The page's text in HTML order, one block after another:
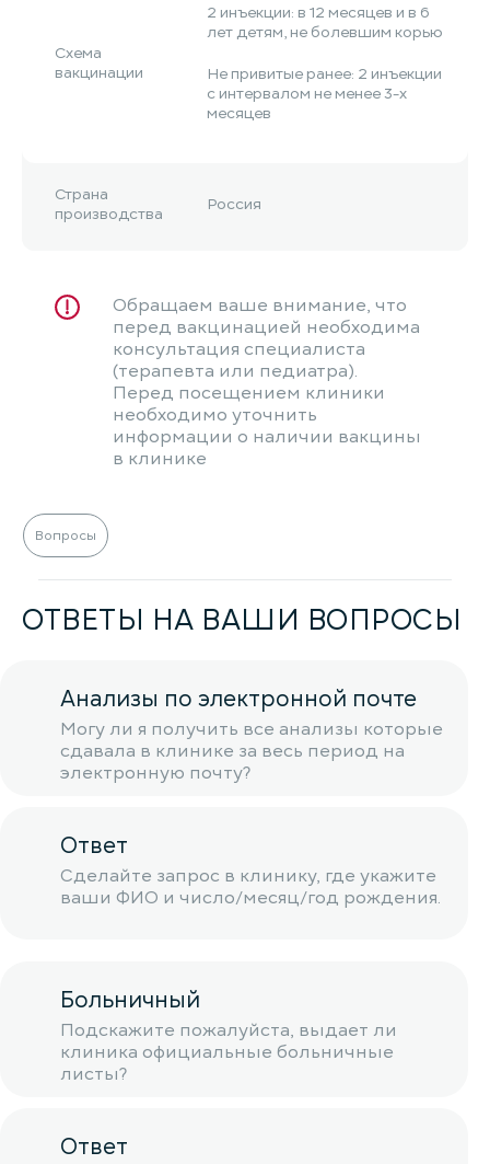
Схема
вакцинации
2 инъекции: в 12 месяцев и в 6
лет детям, не болевшим корью
Не привитые ранее: 2 инъекции
с интервалом не менее 3-х
месяцев
Страна
производства
Россия
Обращаем ваше внимание, что
перед вакцинацией необходима
консультация специалиста
(терапевта или педиатра).
Перед посещением клиники
необходимо уточнить
информации о наличии вакцины
в клинике
Вопросы
ОТВЕТЫ НА ВАШИ ВОПРОСЫ
Анализы по электронной почте
Могу ли я получить все анализы которые
сдавала в клинике за весь период на
электронную почту?
Ответ
Сделайте запрос в клинику, где укажите
ваши ФИО и число/месяц/год рождения.
Больничный
Подскажите пожалуйста, выдает ли
клиника официальные больничные
листы?
Ответ